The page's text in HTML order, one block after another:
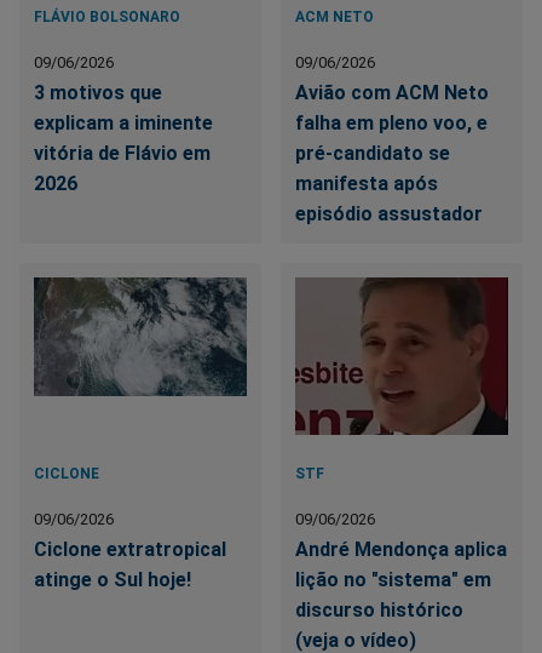
FLÁVIO BOLSONARO
09/06/2026
3 motivos que
explicam a iminente
vitória de Flávio em
2026
ACM NETO
09/06/2026
Avião com ACM Neto
falha em pleno voo, e
pré-candidato se
manifesta após
episódio assustador
CICLONE
09/06/2026
Ciclone extratropical
atinge o Sul hoje!
STF
09/06/2026
André Mendonça aplica
lição no "sistema" em
discurso histórico
(veja o vídeo)